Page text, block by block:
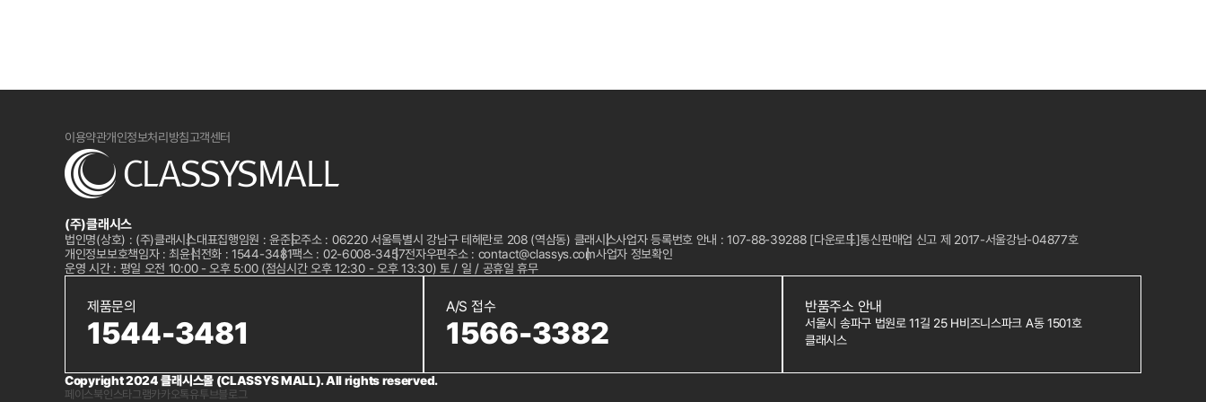
이용약관개인정보처리방침고객센터
(주)클래시스
법인명(상호) : (주)클래시스대표집행임원 : 윤준오주소 : 06220 서울특별시 강남구 테헤란로 208 (역삼동) 클래시스사업자 등록번호 안내 : 107-88-39288 [다운로드]통신판매업 신고 제 2017-서울강남-04877호
개인정보보호책임자 : 최윤석전화 : 1544-3481팩스 : 02-6008-3457전자우편주소 : contact@classys.com사업자 정보확인
운영 시간 : 평일 오전 10:00 - 오후 5:00 (점심시간 오후 12:30 - 오후 13:30) 토 / 일 / 공휴일 휴무
제품문의
1544-3481
A/S 접수
1566-3382
반품주소 안내
서울시 송파구 법원로 11길 25 H비즈니스파크 A동 1501호
클래시스
Copyright 2024 클래시스몰 (CLASSYS MALL). All rights reserved.
페이스북인스타그램카카오톡유투브 블로그